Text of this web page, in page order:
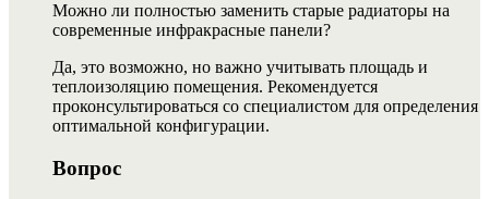
Можно ли полностью заменить старые радиаторы на
современные инфракрасные панели?
Да, это возможно, но важно учитывать площадь и
теплоизоляцию помещения. Рекомендуется
проконсультироваться со специалистом для определения
оптимальной конфигурации.
Вопрос